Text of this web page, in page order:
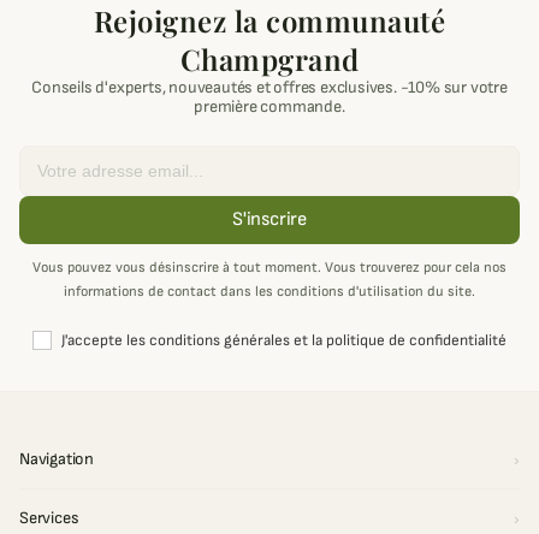
Rejoignez la communauté
Champgrand
Conseils d'experts, nouveautés et offres exclusives. -10% sur votre
première commande.
S'inscrire
Vous pouvez vous désinscrire à tout moment. Vous trouverez pour cela nos
informations de contact dans les conditions d'utilisation du site.
J'accepte les conditions générales et la politique de confidentialité
Navigation
Services